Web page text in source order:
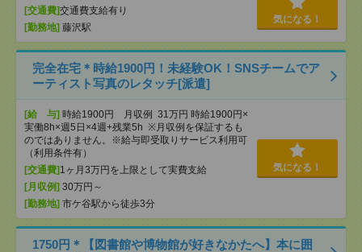
[交通費]交通費支給有り
[勤務地] 藤沢駅
気になる！
完全在宅＊時給1900円！未経験OK！SNSチームでア
ーティスト写真のレタッチ[派遣]
[給 与] 時給1900円 月収例 31万円 時給1900円×
実働8h×週5日×4週+残業5h ※月収例を保証するも
のではありません。※給与即受取りサービス利用可
（利用条件有）
[交通費] 1ヶ月3万円を上限として実費支給
[月収例] 30万円～
[勤務地] 市ケ谷駅から徒歩3分
気になる！
1750円＊【図書館や博物館が好きなかたへ】本に囲